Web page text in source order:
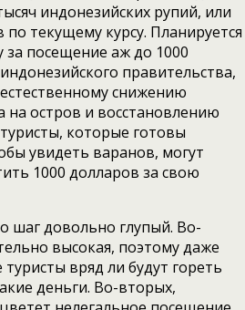
индонезийских рупий, или
текущему курсу. Планируется
за посещение аж до 1000
правительства,
снижению
на остров и восстановлению
которые готовы
увидеть варанов, могут
1000 долларов за свою
шаг довольно глупый. Во-
высокая, поэтому даже
вряд ли будут гореть
деньги. Во-вторых,